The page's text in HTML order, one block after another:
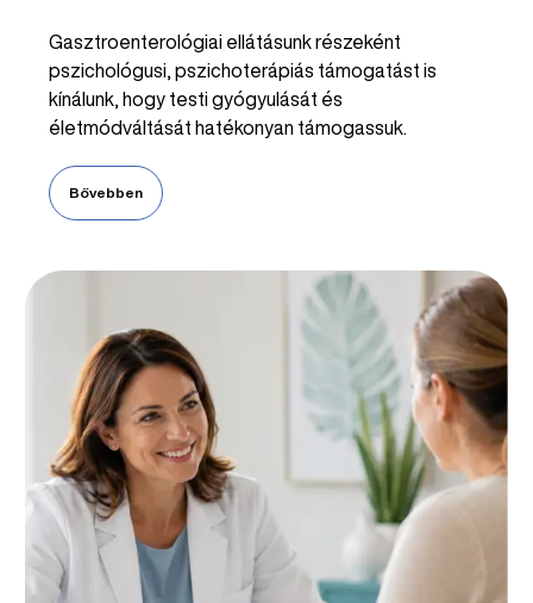
Gasztroenterológiai ellátásunk részeként
pszichológusi, pszichoterápiás támogatást is
kínálunk, hogy testi gyógyulását és
életmódváltását hatékonyan támogassuk.
Bővebben